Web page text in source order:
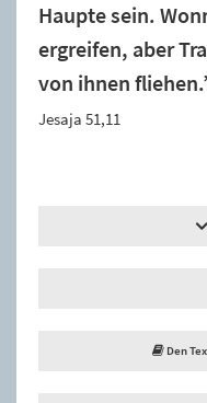
Haupte sein.
ergreifen, aber
von ihnen
Jesaja 51,11
Den